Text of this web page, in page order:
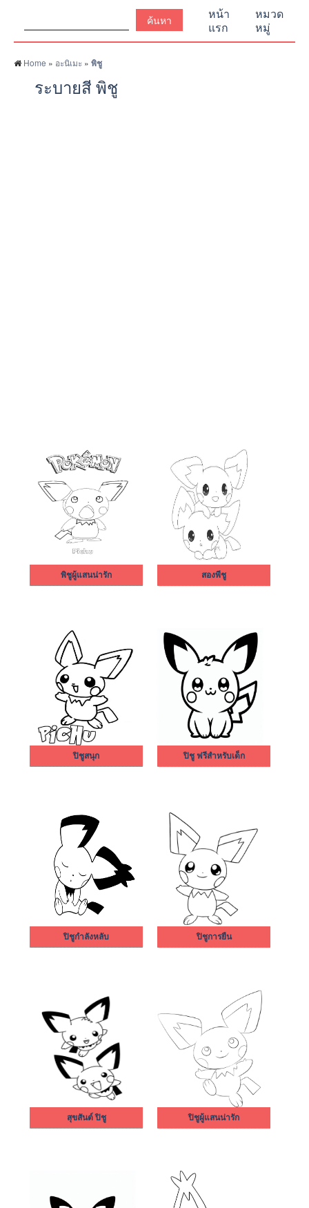
หน้า
แรก
หมวด
หมู่
Home » อะนิเมะ » พิชู
ระบายสี พิชู
พิชูผู้แสนน่ารัก สองพีชู
ปิชูสนุก ปิชู ฟรีสำหรับเด็ก
ปิชูกำลังหลับ ปิชูการยืน
สุขสันต์ ปิชู ปิชูผู้แสนน่ารัก